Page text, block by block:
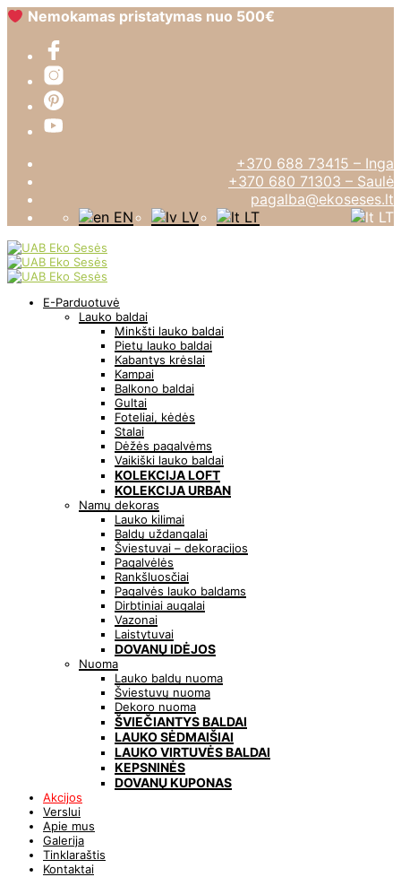
Nemokamas pristatymas nuo 500€
+370 688 73415 – Inga
+370 680 71303 – Saulė
pagalba@ekoseses.lt
LT
EN LV LT
E-Parduotuvė
Lauko baldai
Minkšti lauko baldai
Pietų lauko baldai
Kabantys krėslai
Kampai
Balkono baldai
Gultai
Foteliai, kėdės
Stalai
Dėžės pagalvėms
Vaikiški lauko baldai
KOLEKCIJA LOFT
KOLEKCIJA URBAN
Namų dekoras
Lauko kilimai
Baldų uždangalai
Šviestuvai – dekoracijos
Pagalvėlės
Rankšluosčiai
Pagalvės lauko baldams
Dirbtiniai augalai
Vazonai
Laistytuvai
DOVANŲ IDĖJOS
Nuoma
Lauko baldų nuoma
Šviestuvų nuoma
Dekoro nuoma
ŠVIEČIANTYS BALDAI
LAUKO SĖDMAIŠIAI
LAUKO VIRTUVĖS BALDAI
KEPSNINĖS
DOVANŲ KUPONAS
Akcijos
Verslui
Apie mus
Galerija
Tinklaraštis
Kontaktai